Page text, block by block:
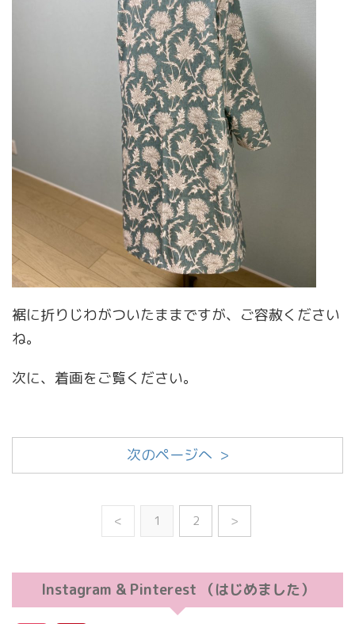
裾に折りじわがついたままですが、ご容赦ください
ね。
次に、着画をご覧ください。
次のページへ >
< 1 2 >
Instagram & Pinterest （はじめました）